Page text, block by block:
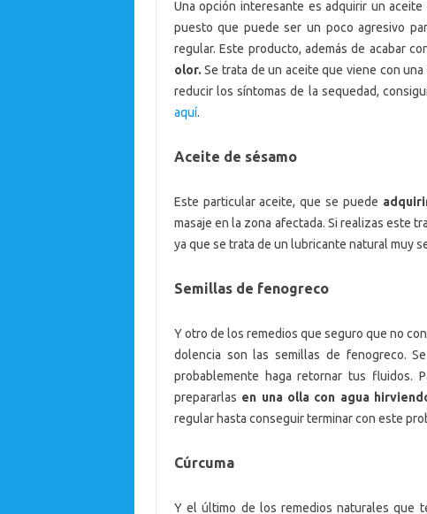
Una opción interesante es adquirir un
puesto que puede ser un poco agresivo
regular. Este producto, además de acabar
olor. Se trata de un aceite que viene con
reducir los síntomas de la sequedad,
aquí.
Aceite de sésamo
Este particular aceite, que se puede
masaje en la zona afectada. Si realizas este
ya que se trata de un lubricante natural muy
Semillas de fenogreco
Y otro de los remedios que seguro que no
dolencia son las semillas de fenogreco.
probablemente haga retornar tus fluidos.
prepararlas en una olla con agua
regular hasta conseguir terminar con este
Cúrcuma
Y el último de los remedios naturales que